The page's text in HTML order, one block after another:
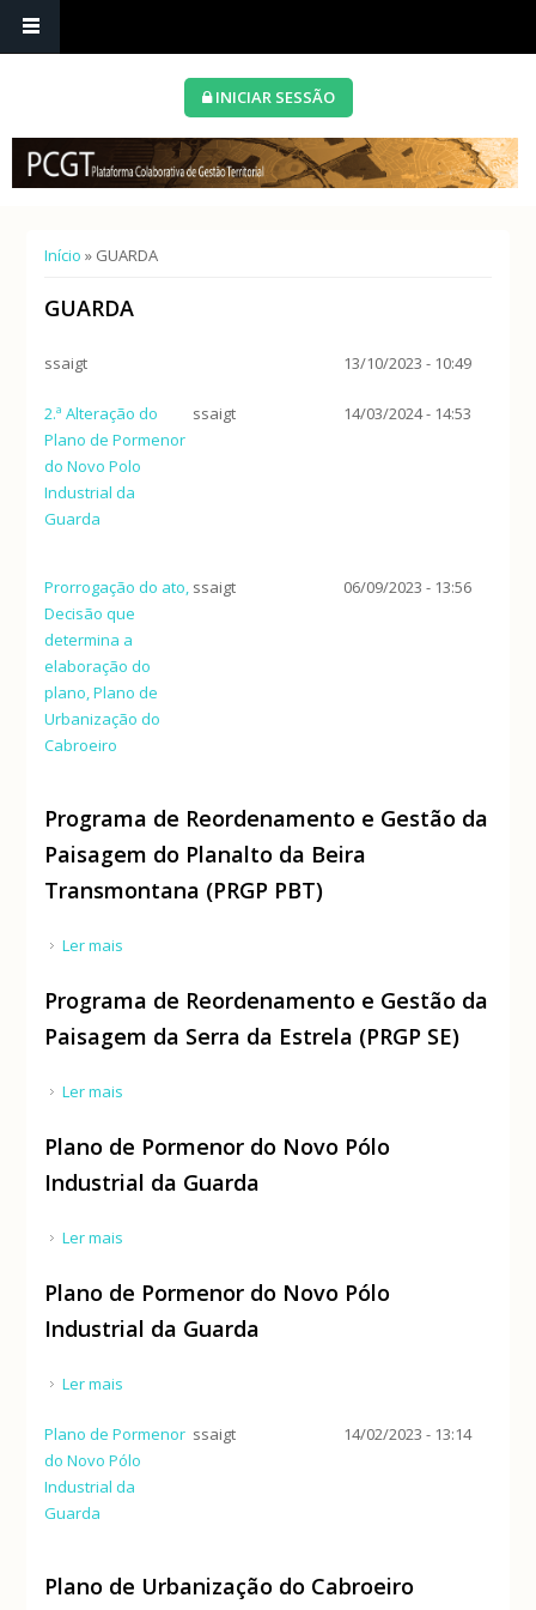
INICIAR SESSÃO
Está aqui
Início » GUARDA
GUARDA
ssaigt 13/10/2023 - 10:49
2.ª Alteração do
Plano de Pormenor
do Novo Polo
Industrial da
Guarda
ssaigt 14/03/2024 - 14:53
Prorrogação do ato,
Decisão que
determina a
elaboração do
plano, Plano de
Urbanização do
Cabroeiro
ssaigt 06/09/2023 - 13:56
Programa de Reordenamento e Gestão da
Paisagem do Planalto da Beira
Transmontana (PRGP PBT)
Ler mais
(PRGP PBT)
Programa de Reordenamento e Gestão da
Paisagem da Serra da Estrela (PRGP SE)
Ler mais
Plano de Pormenor do Novo Pólo
Industrial da Guarda
Ler mais
Plano de Pormenor do Novo Pólo
Industrial da Guarda
Ler mais
Plano de Pormenor
do Novo Pólo
Industrial da
Guarda
ssaigt 14/02/2023 - 13:14
Plano de Urbanização do Cabroeiro